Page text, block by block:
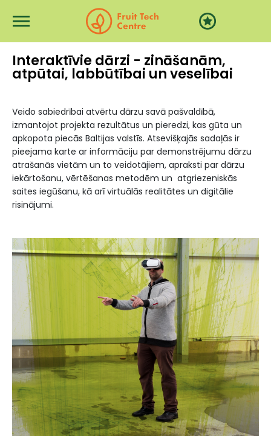
Interaktīvie dārzi - zināšanām,
atpūtai, labbūtībai un veselībai
Veido sabiedrībai atvērtu dārzu savā pašvaldībā,
izmantojot projekta rezultātus un pieredzi, kas gūta un
apkopota piecās Baltijas valstīs. Atsevišķajās sadaļās ir
pieejama karte ar informāciju par demonstrējumu dārzu
atrašanās vietām un to veidotājiem, apraksti par dārzu
iekārtošanu, vērtēšanas metodēm un atgriezeniskās
saites iegūšanu, kā arī virtuālās realitātes un digitālie
risinājumi.